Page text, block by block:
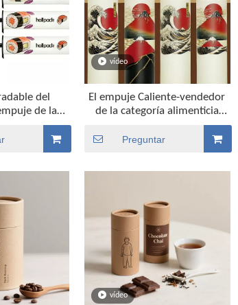
del
de la
del
del Push-pop
vídeo
El empuje Caliente-vendedor
de la categoría alimenticia
moldea el envase de la
categoría alimenticia empuja
hacia arriba el tubo que
Preguntar
vídeo